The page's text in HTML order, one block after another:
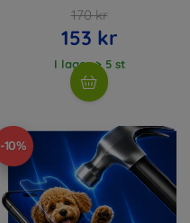
170 kr
153 kr
I lager > 5 st
-10%